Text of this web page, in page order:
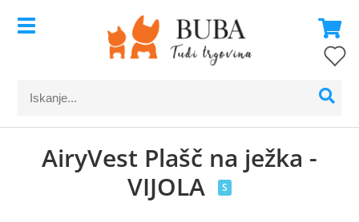
AiryVest Plašč na ježka -
VIJOLA
S